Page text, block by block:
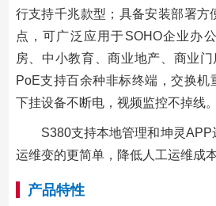
行支持千兆款型；具备安装部署方
点，可广泛应用于SOHO企业办
房、中小教育、商业地产、商业
PoE支持百余种非标终端，交换机
下挂设备不断电，视频监控不掉线。
S380支持本地管理和坤灵
运维变的更简单，降低人工运维成本
产品特性